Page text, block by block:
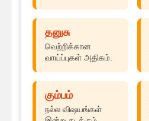
தனுசு
வெற்றிக்கான
வாய்ப்புகள் அதிகம்.
கும்பம்
நல்ல விஷயங்கள்